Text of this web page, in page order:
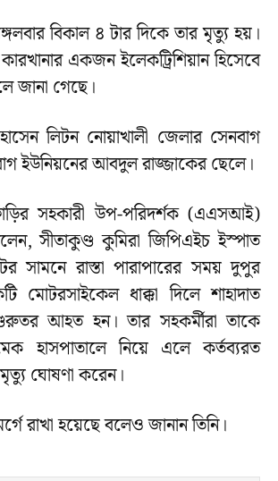
বিকাল ৪ টার দিকে তার মৃত্যু হয়।
একজন ইলেকট্রিশিয়ান হিসেবে
জানা গেছে।
লিটন নোয়াখালী জেলার সেনবাগ
ইউনিয়নের আবদুল রাজ্জাকের ছেলে।
সহকারী উপ-পরিদর্শক (এএসআই)
সীতাকুণ্ড কুমিরা জিপিএইচ ইস্পাত
সামনে রাস্তা পারাপারের সময় দুপুর
মোটরসাইকেল ধাক্কা দিলে শাহাদাত
আহত হন। তার সহকর্মীরা তাকে
হাসপাতালে নিয়ে এলে কর্তব্যরত
ঘোষণা করেন।
রাখা হয়েছে বলেও জানান তিনি।